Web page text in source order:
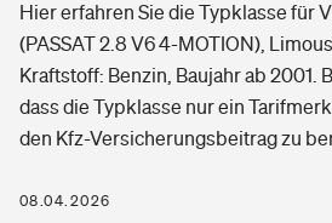
Grundfähigkeitsversicherung
Arbeitsrechtsschutz
Berufshaftpflichtversicherung
Zur Übersicht
Elementarversicherung
Freizeit
Pri­vate Haft­pflicht­
Gesundheit
Private Krankenversicherung
Hier erfahren Sie die Typklasse für
(PASSAT 2.8 V6 4-MOTION),
Kraftstoff: Benzin, Baujahr ab 2001.
dass die Typklasse nur ein
den Kfz-Versicherungsbeitrag zu
08.04.2026